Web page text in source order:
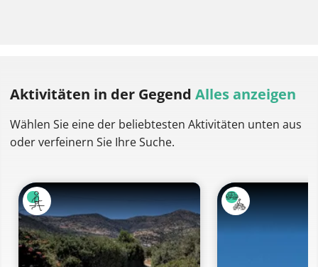
Aktivitäten in der Gegend Alles anzeigen
Wählen Sie eine der beliebtesten Aktivitäten unten aus
oder verfeinern Sie Ihre Suche.